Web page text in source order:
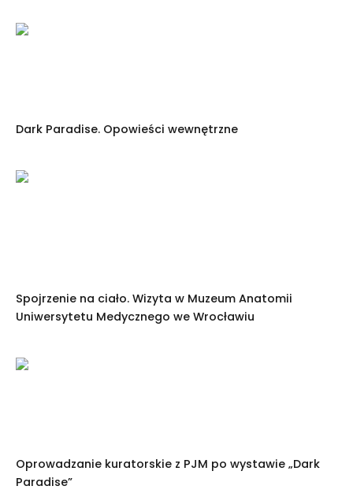
Dark Paradise. Opo­wieści wewnętrzne
Spojrzenie na ciało. Wizyta w Muzeum Anatomii
Uniwersytetu Medycznego we Wrocławiu
Oprowadzanie kuratorskie z PJM po wystawie „Dark
Paradise”